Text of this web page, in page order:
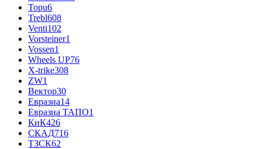
Topu6
Trebl608
Venti102
Vorsteiner1
Vossen1
Wheels UP76
X-trike308
ZW1
Вектор30
Евразиа14
Евразиа ТАПО1
КиК426
СКАД716
ТЗСК62